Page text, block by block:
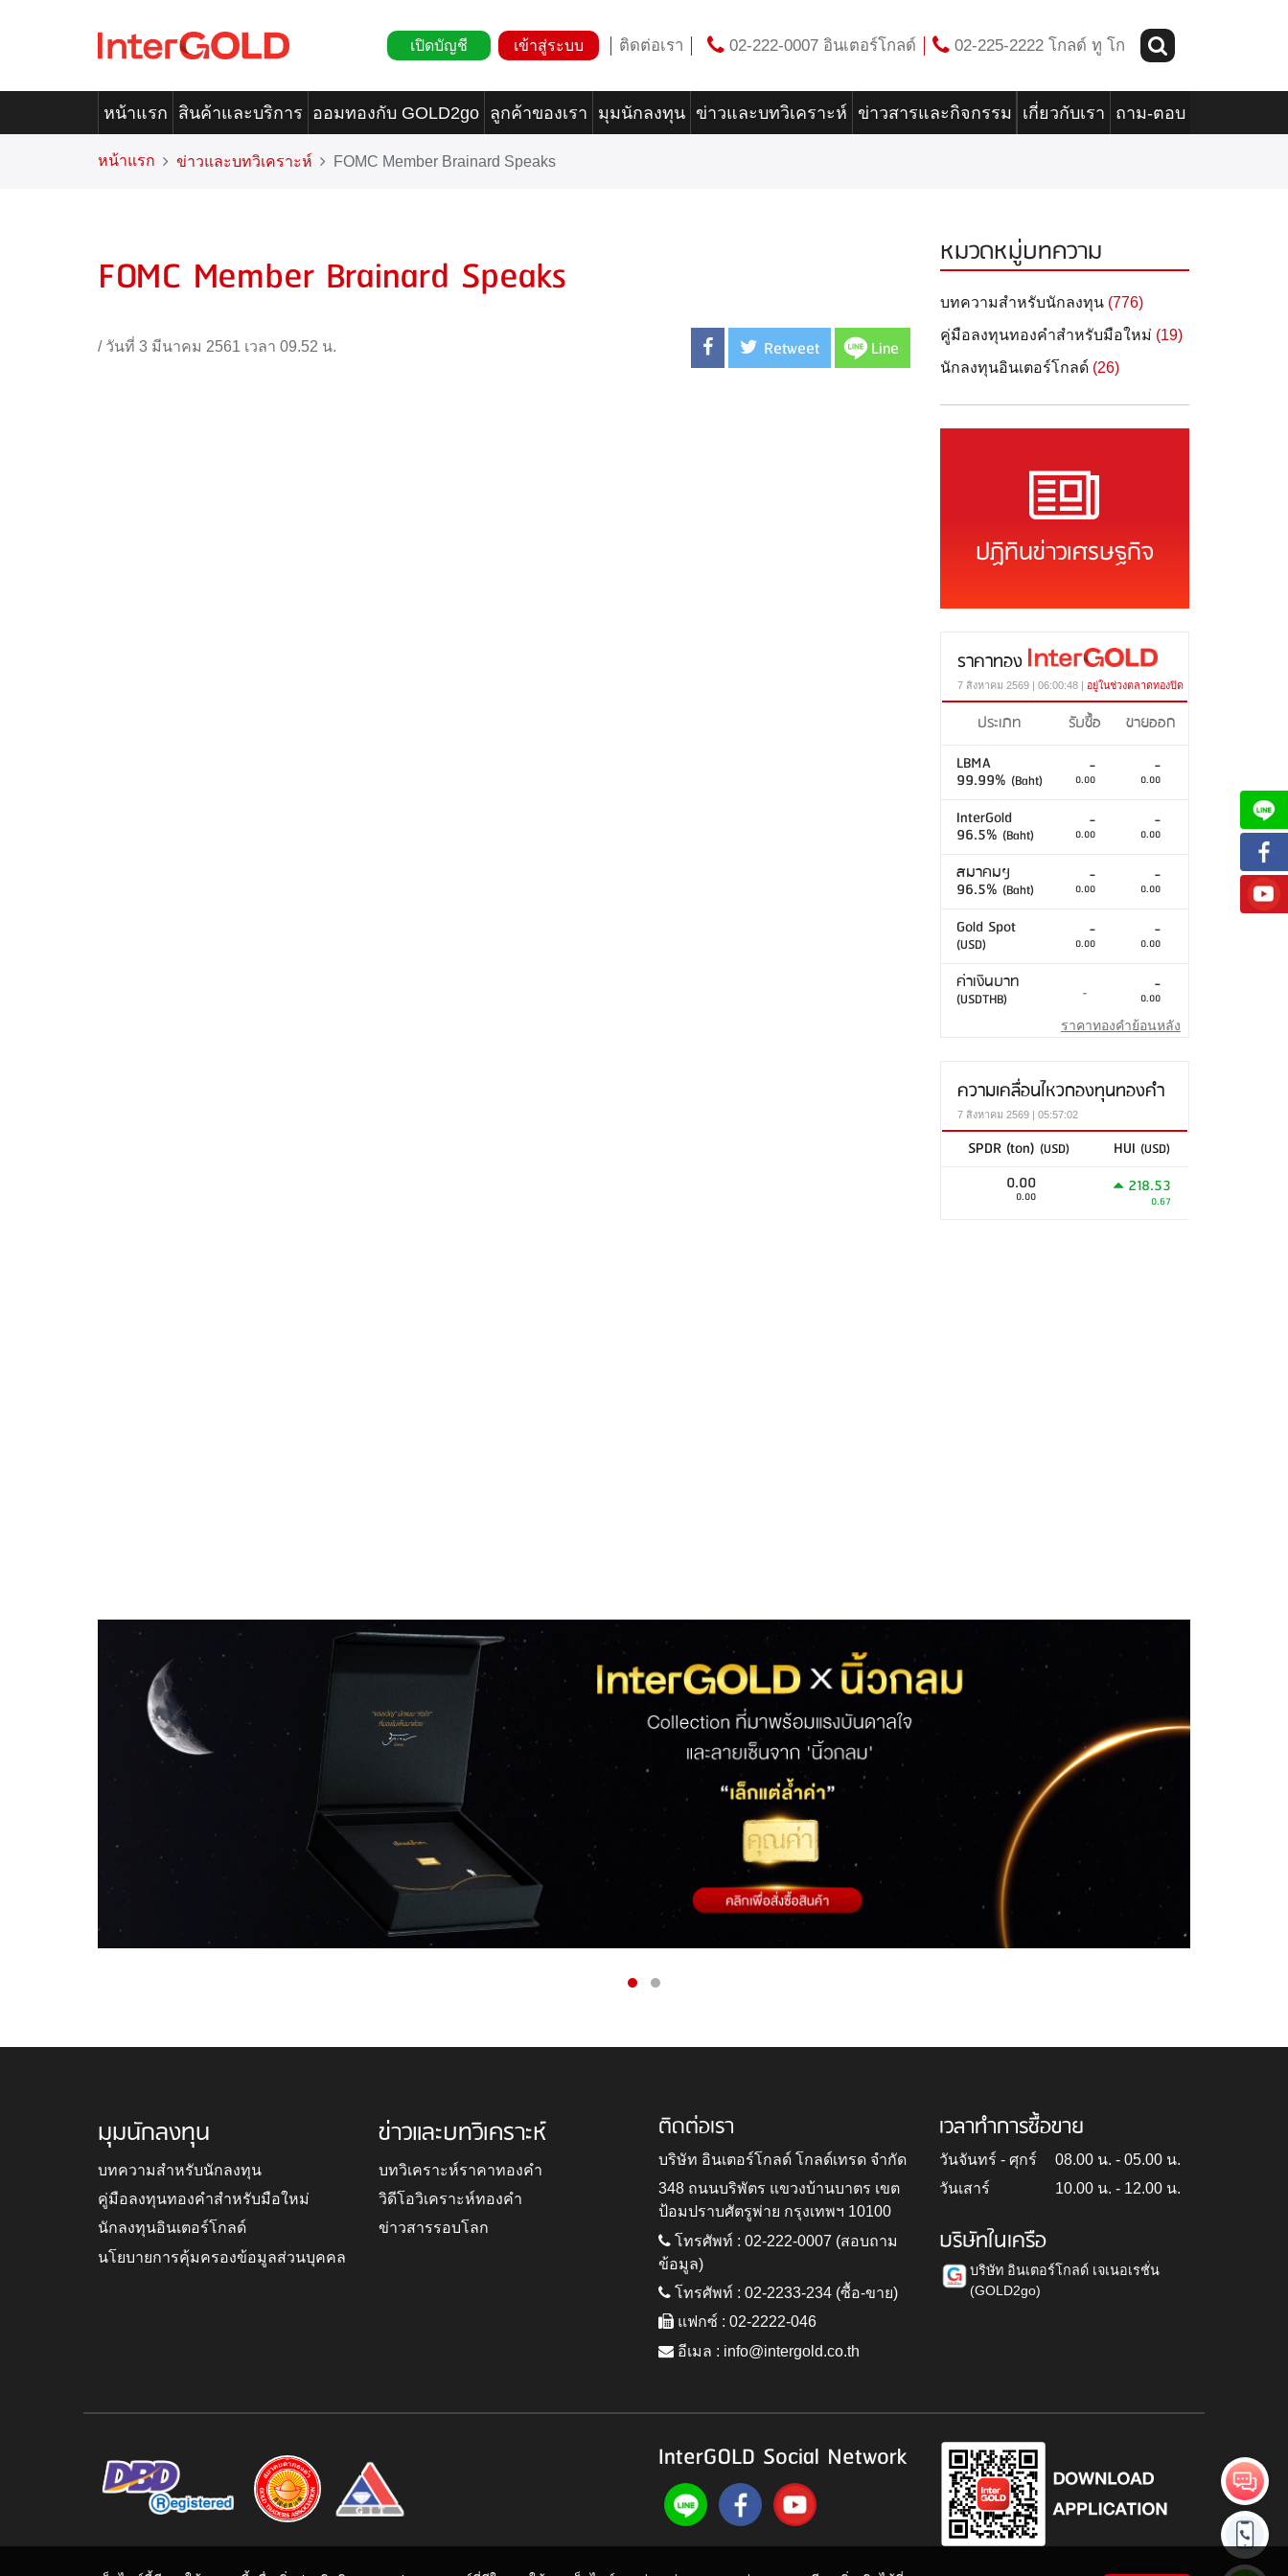
เปิดบัญชี เข้าสู่ระบบ ติดต่อเรา 02-222-0007 อินเตอร์โกลด์ 02-225-2222 โกลด์ ทู โก
หน้าแรก สินค้าและบริการ ออมทองกับ GOLD2go ลูกค้าของเรา มุมนักลงทุน ข่าวและบทวิเคราะห์ ข่าวสารและกิจกรรม เกี่ยวกับเรา ถาม-ตอบ
หน้าแรก ข่าวและบทวิเคราะห์ FOMC Member Brainard Speaks
FOMC Member Brainard Speaks
/ วันที่ 3 มีนาคม 2561 เวลา 09.52 น. Retweet Line
หมวดหมู่บทความ
บทความสำหรับนักลงทุน (776)
คู่มือลงทุนทองคำสำหรับมือใหม่ (19)
นักลงทุนอินเตอร์โกลด์ (26)
ปฏิทินข่าวเศรษฐกิจ
ราคาทอง
7 สิงหาคม 2569 | 06:00:48 | อยู่ในช่วงตลาดทองปิด
ประเภท รับซื้อ
ขายออก
LBMA
99.99% (Baht)
-
0.00
-
0.00
InterGold
96.5% (Baht)
-
0.00
-
0.00
สมาคมฯ
96.5% (Baht)
-
0.00
-
0.00
Gold Spot
(USD)
-
0.00
-
0.00
ค่าเงินบาท
(USDTHB) - -
0.00
ราคาทองคำย้อนหลัง
ความเคลื่อนไหวกองทุนทองคำ
7 สิงหาคม 2569 | 05:57:02
SPDR (ton) (USD) HUI (USD)
0.00
0.00 218.53
0.67
มุมนักลงทุน
บทความสำหรับนักลงทุน
คู่มือลงทุนทองคำสำหรับมือใหม่
นักลงทุนอินเตอร์โกลด์
นโยบายการคุ้มครองข้อมูลส่วนบุคคล
ข่าวและบทวิเคราะห์
บทวิเคราะห์ราคาทองคำ
วิดีโอวิเคราะห์ทองคำ
ข่าวสารรอบโลก
ติดต่อเรา
บริษัท อินเตอร์โกลด์ โกลด์เทรด จำกัด
348 ถนนบริพัตร แขวงบ้านบาตร เขต
ป้อมปราบศัตรูพ่าย กรุงเทพฯ 10100
โทรศัพท์ : 02-222-0007 (สอบถาม
ข้อมูล)
โทรศัพท์ : 02-2233-234 (ซื้อ-ขาย)
แฟกซ์ : 02-2222-046
อีเมล : info@intergold.co.th
เวลาทำการซื้อขาย
วันจันทร์ - ศุกร์
08.00 น. - 05.00 น.
วันเสาร์
10.00 น. - 12.00 น.
บริษัทในเครือ
บริษัท อินเตอร์โกลด์ เจเนอเรชั่น
(GOLD2go)
InterGOLD Social Network